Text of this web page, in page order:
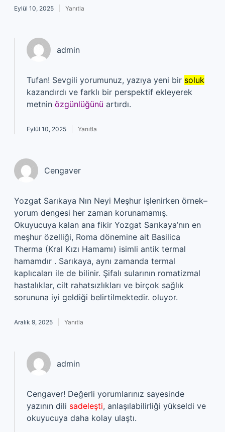
Eylül 10, 2025 Yanıtla
admin
Tufan! Sevgili yorumunuz, yazıya yeni bir soluk
kazandırdı ve farklı bir perspektif ekleyerek
metnin özgünlüğünü artırdı.
Eylül 10, 2025 Yanıtla
Cengaver
Yozgat Sarıkaya Nın Neyi Meşhur işlenirken örnek–
yorum dengesi her zaman korunamamış.
Okuyucuya kalan ana fikir Yozgat Sarıkaya’nın en
meşhur özelliği, Roma dönemine ait Basilica
Therma (Kral Kızı Hamamı) isimli antik termal
hamamdır . Sarıkaya, aynı zamanda termal
kaplıcaları ile de bilinir. Şifalı sularının romatizmal
hastalıklar, cilt rahatsızlıkları ve birçok sağlık
sorununa iyi geldiği belirtilmektedir. oluyor.
Aralık 9, 2025 Yanıtla
admin
Cengaver! Değerli yorumlarınız sayesinde
yazının dili sadeleşti, anlaşılabilirliği yükseldi ve
okuyucuya daha kolay ulaştı.